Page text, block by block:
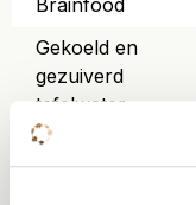
Brainfood
Gekoeld en
gezuiverd
tafelwater
Gebruik van
beamer,